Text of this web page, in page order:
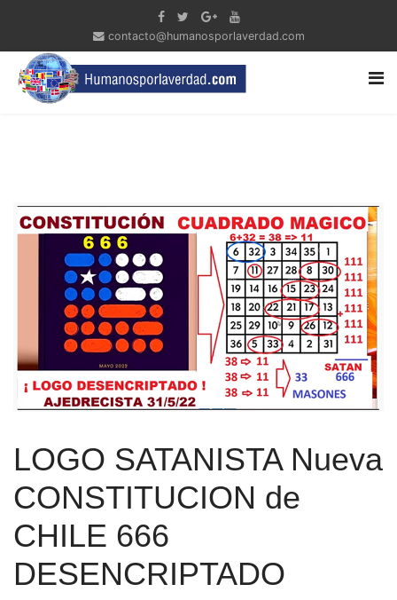
contacto@humanosporlaverdad.com
LOGO SATANISTA Nueva
CONSTITUCION de
CHILE 666
DESENCRIPTADO